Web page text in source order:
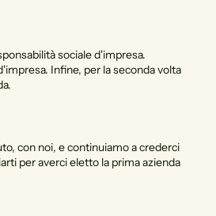
sociale d'impresa.
Infine, per la seconda volta
con noi, e continuiamo a crederci
per averci eletto la prima azienda